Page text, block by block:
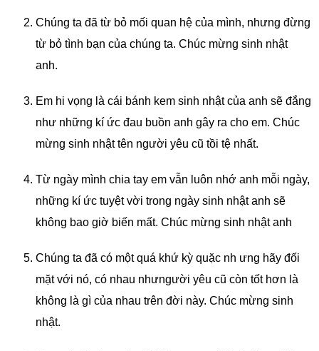
Chúng ta đã từ bỏ mối quan hệ của mình, nhưng đừng
từ bỏ tình bạn của chúng ta. Chúc mừng sinh nhật
anh.
Em hi vọng là cái bánh kem sinh nhật của anh sẽ đắng
như những kí ức đau buồn anh gây ra cho em. Chúc
mừng sinh nhật tên người yêu cũ tồi tệ nhất.
Từ ngày mình chia tay em vẫn luôn nhớ anh mỗi ngày,
những kí ức tuyệt vời trong ngày sinh nhật anh sẽ
không bao giờ biến mất. Chúc mừng sinh nhật anh
Chúng ta đã có một quá khứ kỳ quặc nh ưng hãy đối
mặt với nó, có nhau nhưngười yêu cũ còn tốt hơn là
không là gì của nhau trên đời này. Chúc mừng sinh
nhật.